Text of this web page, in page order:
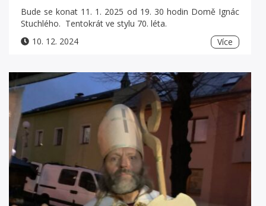
Bude se konat 11. 1. 2025 od 19. 30 hodin Domě Ignác
Stuchlého. Tentokrát ve stylu 70. léta.
10. 12. 2024
Více